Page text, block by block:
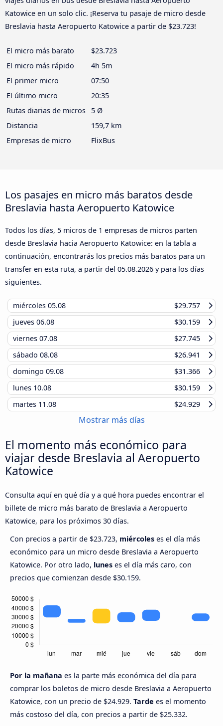
Katowice en un solo clic. ¡Reserva tu pasaje de micro desde
Breslavia hasta Aeropuerto Katowice a partir de $23.723!
El micro más barato
$23.723
El micro más rápido
4h 5m
El primer micro
07:50
El último micro
20:35
Rutas diarias de micros
5 Ø
Distancia
159,7 km
Empresas de micro
FlixBus
Los pasajes en micro más baratos desde
Breslavia hasta Aeropuerto Katowice
Todos los días, 5 micros de 1 empresas de micros parten
desde Breslavia hacia Aeropuerto Katowice: en la tabla a
continuación, encontrarás los precios más baratos para un
transfer en esta ruta, a partir del 05.08.2026 y para los días
siguientes.
miércoles 05.08
$29.757
jueves 06.08
$30.159
viernes 07.08
$27.745
sábado 08.08
$26.941
domingo 09.08
$31.366
lunes 10.08
$30.159
martes 11.08 $24.929
Mostrar más días
El momento más económico para
viajar desde Breslavia al Aeropuerto
Katowice
Consulta aquí en qué día y a qué hora puedes encontrar el
billete de micro más barato de Breslavia a Aeropuerto
Katowice, para los próximos 30 días.
Con precios a partir de $23.723, miércoles es el día más
económico para un micro desde Breslavia a Aeropuerto
Katowice. Por otro lado, lunes es el día más caro, con
precios que comienzan desde $30.159.
Por la mañana es la parte más económica del día para
comprar los boletos de micro desde Breslavia a Aeropuerto
Katowice, con un precio de $24.929. Tarde es el momento
más costoso del día, con precios a partir de $25.332.